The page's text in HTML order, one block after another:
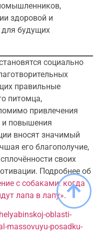
здоровой и
будущих
социально
правильные
питомца,
привлечения
и повышения
вносят значимый
его благополучие,
своих
Подробнее об
с собаками: когда
лапа в лапу».
oblasti-
massovuyu-posadku-